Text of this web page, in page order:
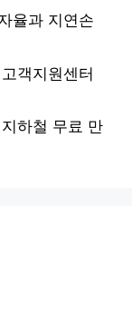
율과 지연손
객지원센터
하철 무료 만